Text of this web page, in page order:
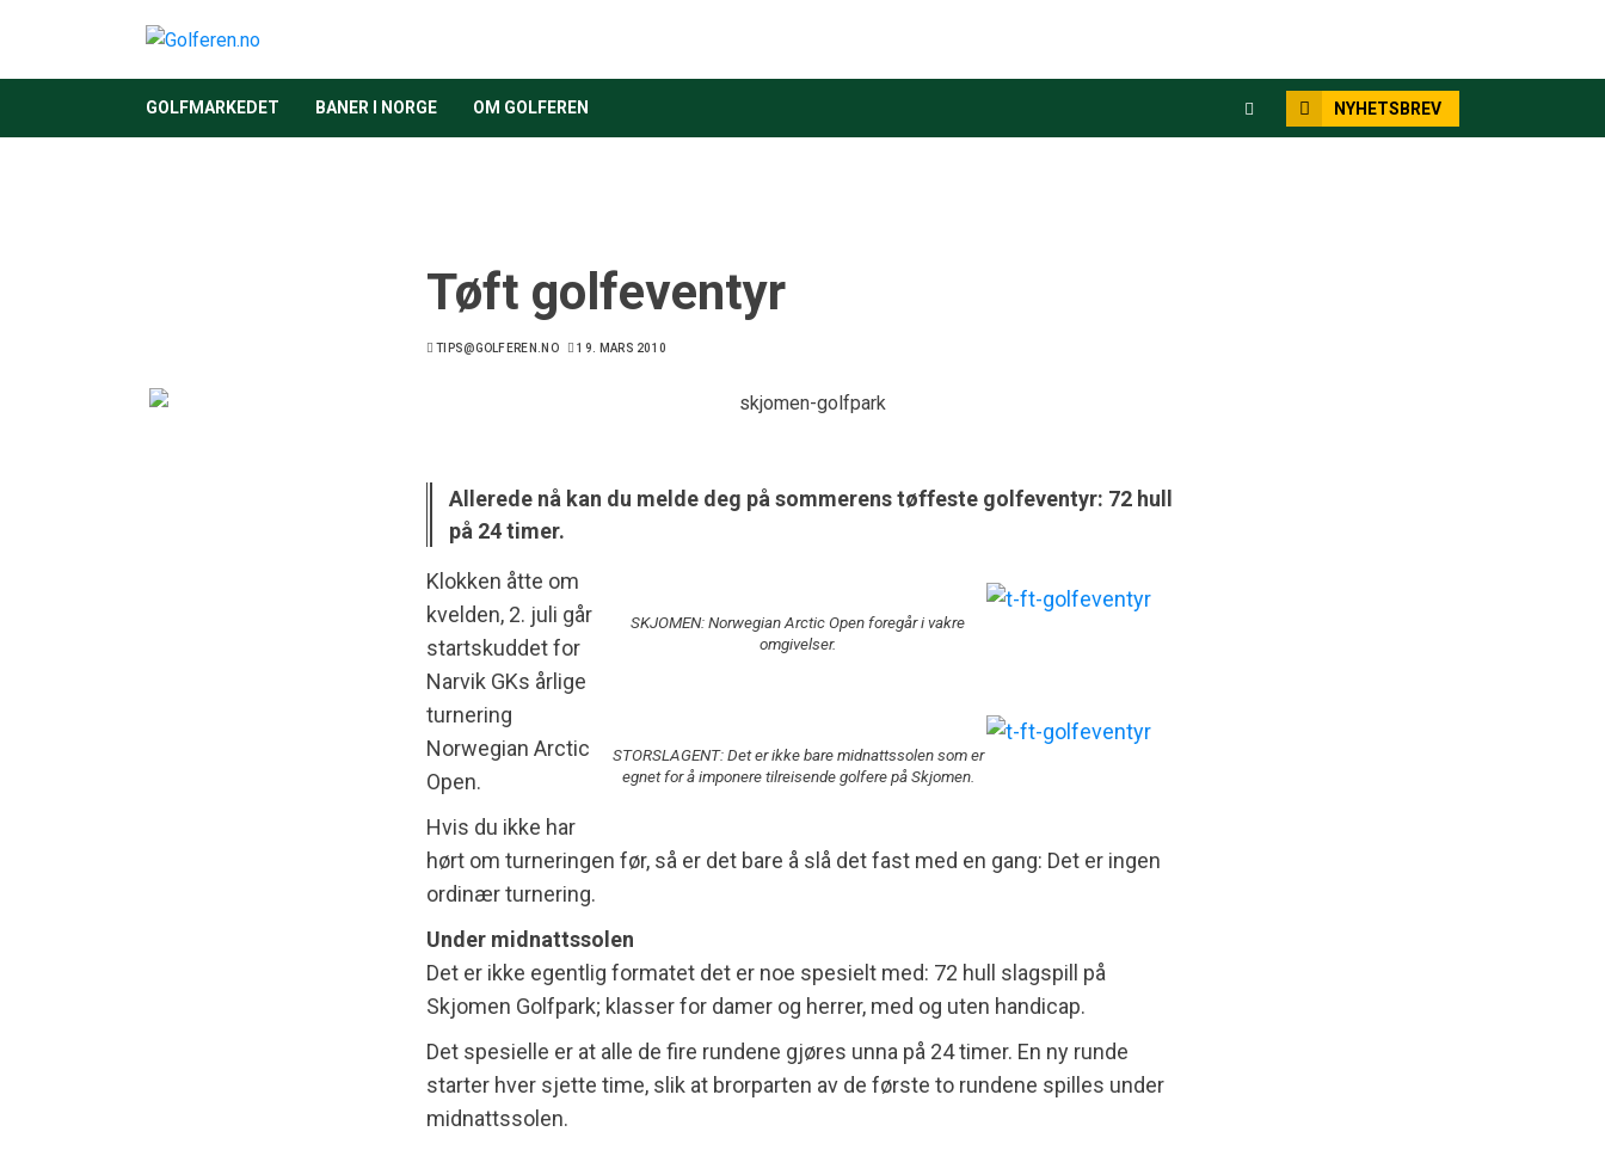
GOLFMARKEDET BANER I NORGE OM GOLFEREN NYHETSBREV
Tøft golfeventyr
TIPS@GOLFEREN.NO 19. MARS 2010
Allerede nå kan du melde deg på sommerens tøffeste golfeventyr: 72 hull
på 24 timer.
SKJOMEN: Norwegian Arctic Open foregår i vakre
omgivelser.
STORSLAGENT: Det er ikke bare midnattssolen som er
egnet for å imponere tilreisende golfere på Skjomen.
Klokken åtte om
kvelden, 2. juli går
startskuddet for
Narvik GKs årlige
turnering
Norwegian Arctic
Open.
Hvis du ikke har
hørt om turneringen før, så er det bare å slå det fast med en gang: Det er ingen
ordinær turnering.
Under midnattssolen
Det er ikke egentlig formatet det er noe spesielt med: 72 hull slagspill på
Skjomen Golfpark; klasser for damer og herrer, med og uten handicap.
Det spesielle er at alle de fire rundene gjøres unna på 24 timer. En ny runde
starter hver sjette time, slik at brorparten av de første to rundene spilles under
midnattssolen.